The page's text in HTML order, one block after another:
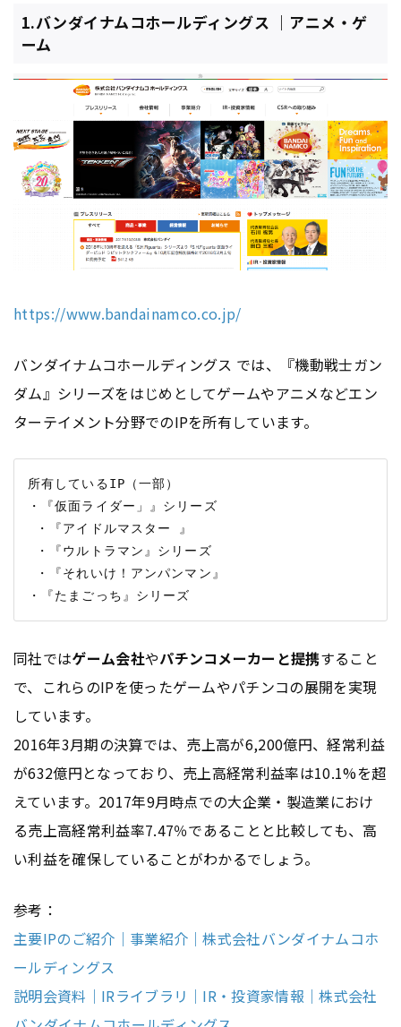
1.バンダイナムコホールディングス ｜アニメ・ゲ
ーム
https://www.bandainamco.co.jp/
バンダイナムコホールディングス では、『機動戦士ガン
ダム』シリーズをはじめとしてゲームやアニメなどエン
ターテイメント分野でのIPを所有しています。
所有しているIP（一部）
・『仮面ライダー」』シリーズ
同社ではゲーム会社やパチンコメーカーと提携すること
で、これらのIPを使ったゲームやパチンコの展開を実現
しています。
2016年3月期の決算では、売上高が6,200億円、経常利益
が632億円となっており、売上高経常利益率は10.1%を超
えています。2017年9月時点での大企業・製造業におけ
る売上高経常利益率7.47％であることと比較しても、高
い利益を確保していることがわかるでしょう。
参考：
主要IPのご紹介｜事業紹介｜株式会社バンダイナムコホ
ールディングス
説明会資料｜IRライブラリ｜IR・投資家情報｜株式会社